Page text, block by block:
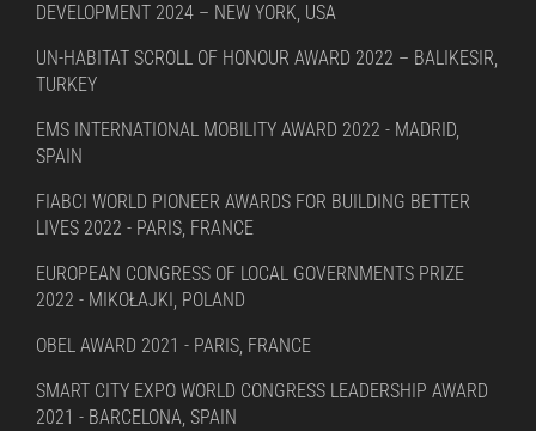
DEVELOPMENT 2024 – NEW YORK, USA
UN-HABITAT SCROLL OF HONOUR AWARD 2022 – BALIKESIR,
TURKEY
EMS INTERNATIONAL MOBILITY AWARD 2022 - MADRID,
SPAIN
FIABCI WORLD PIONEER AWARDS FOR BUILDING BETTER
LIVES 2022 - PARIS, FRANCE
EUROPEAN CONGRESS OF LOCAL GOVERNMENTS PRIZE
2022 - MIKOŁAJKI, POLAND
OBEL AWARD 2021 - PARIS, FRANCE
SMART CITY EXPO WORLD CONGRESS LEADERSHIP AWARD
2021 - BARCELONA, SPAIN